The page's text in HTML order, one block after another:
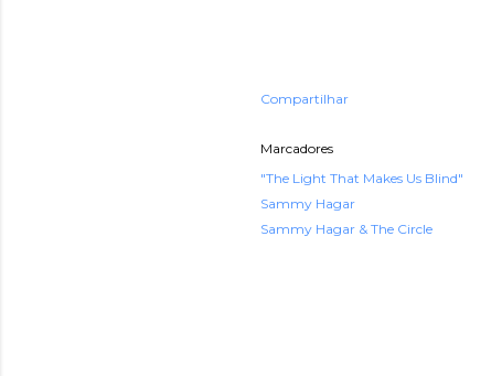
Compartilhar
Marcadores
"The Light That Makes Us Blind"
Sammy Hagar
Sammy Hagar & The Circle